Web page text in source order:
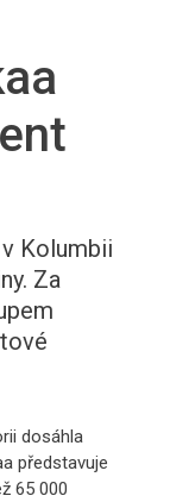
Kolumbii
Za
dosáhla
představuje
65 000